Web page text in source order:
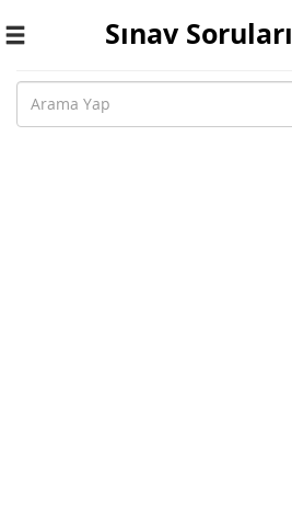
Toggle
Sınav Soruları